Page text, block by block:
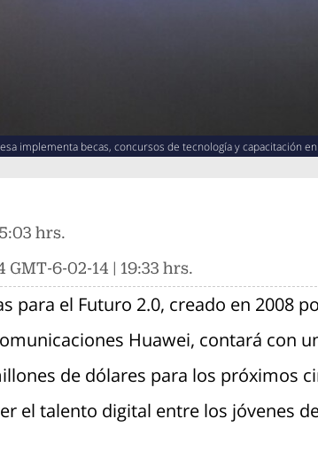
implementa becas, concursos de tecnología y capacitación
hrs.
GMT-6-02-14 | 19:33 hrs.
para el Futuro 2.0, creado en 2008
Huawei, contará con
de dólares para los próximos
el talento digital entre los jóvenes